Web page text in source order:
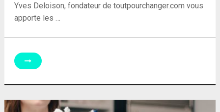
Yves Deloison, fondateur de toutpourchanger.com vous
apporte les …